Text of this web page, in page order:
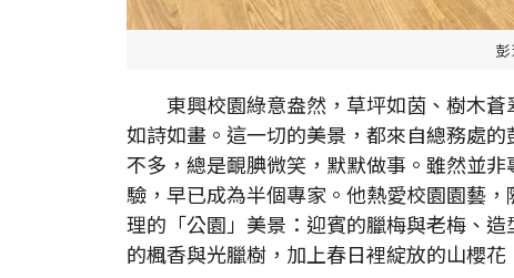
東興校園綠意盎然，草坪如茵、樹木蒼
如詩如畫。這一切的美景，都來自總務處
不多，總是靦腆微笑，默默做事。雖然並
驗，早已成為半個專家。他熱愛校園園藝
理的「公園」美景：迎賓的臘梅與老梅、
的楓香與光臘樹，加上春日裡綻放的山櫻花